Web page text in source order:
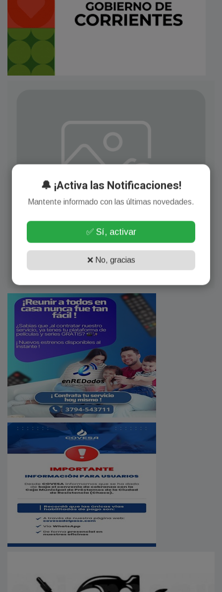
🔔 ¡Activa las Notificaciones!
Mantente informado con las últimas novedades.
✅ Sí, activar
❌ No, gracias